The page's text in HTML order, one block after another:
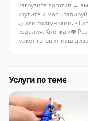
Загрузите логотип →
крутите и
◡или ползунками.
изделия. Кнопка «👁
макет готовит наш
Услуги по теме